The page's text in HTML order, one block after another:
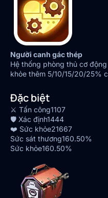
Người canh gác thép
Hệ thống phòng thủ cơ
khỏe thêm 5/10/15/20/25%
Đặc biệt
⚔️ Tấn công1107
🛡️ Xác định1444
❤️ Sức khỏe21667
Sức sát thương160.50%
Sức khỏe160.50%